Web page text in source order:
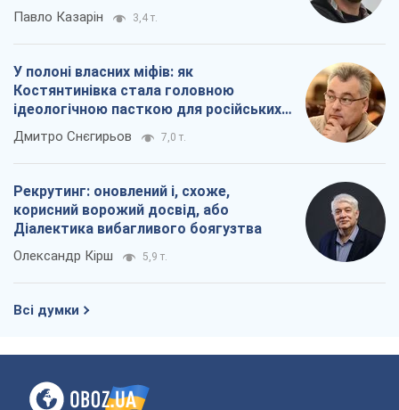
Павло Казарін 3,4 т.
У полоні власних міфів: як
Костянтинівка стала головною
ідеологічною пасткою для російських
окупантів
Дмитро Снєгирьов 7,0 т.
Рекрутинг: оновлений і, схоже,
корисний ворожий досвід, або
Діалектика вибагливого боягузтва
Олександр Кірш 5,9 т.
Всі думки